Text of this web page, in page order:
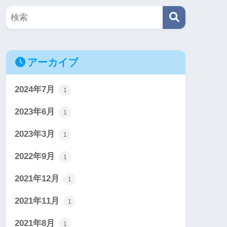
アーカイブ
2024年7月 1
2023年6月 1
2023年3月 1
2022年9月 1
2021年12月 1
2021年11月 1
2021年8月 1